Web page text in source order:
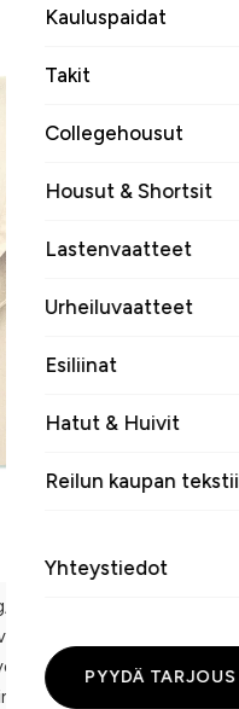
Kauluspaidat
Takit
Collegehousut
Housut & Shortsit
Lastenvaatteet
Urheiluvaatteet
Esiliinat
Hatut & Huivit
Reilun kaupan
Yhteystiedot
PYYDÄ TARJOUS
m². Kierrätetty
ja 30 % RPET)
kutistua painatuksen
140 g/m².